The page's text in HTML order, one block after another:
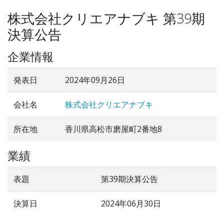
株式会社クリエアナブキ 第39期
決算公告
企業情報
発表日 2024年09月26日
会社名 株式会社クリエアナブキ
所在地 香川県高松市磨屋町2番地8
業績
表題 第39期決算公告
決算日 2024年06月30日